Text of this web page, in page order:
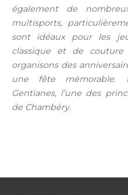
également de
multisports,
sont idéaux pour les
classique et de couture
organisons des
une fête mémorable.
Gentianes, l’une des
de Chambéry.